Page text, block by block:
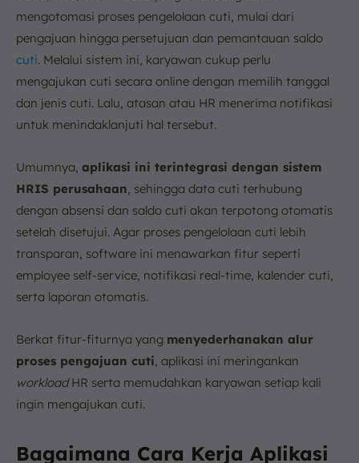
mengotomasi proses pengelolaan cuti, mulai dari
pengajuan hingga persetujuan dan pemantauan saldo
cuti. Melalui sistem ini, karyawan cukup perlu
mengajukan cuti secara online dengan memilih tanggal
dan jenis cuti. Lalu, atasan atau HR menerima notifikasi
untuk menindaklanjuti hal tersebut.
Umumnya, aplikasi ini terintegrasi dengan sistem
HRIS perusahaan, sehingga data cuti terhubung
dengan absensi dan saldo cuti akan terpotong otomatis
setelah disetujui. Agar proses pengelolaan cuti lebih
transparan, software ini menawarkan fitur seperti
employee self-service, notifikasi real-time, kalender cuti,
serta laporan otomatis.
Berkat fitur-fiturnya yang menyederhanakan alur
proses pengajuan cuti, aplikasi ini meringankan
workloadHR serta memudahkan karyawan setiap kali
ingin mengajukan cuti.
Bagaimana Cara Kerja Aplikasi